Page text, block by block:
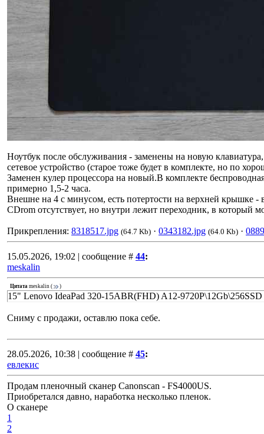
Ноутбук после обслуживания - заменены на новую
сетевое устройство (старое тоже будет в комплекте, но по
Заменен кулер процессора на новый.В комплекте
примерно 1,5-2 часа.
Внешне на 4 с минусом, есть потертости на верхней крышке -
CDrom отсутствует, но внутри лежит переходник, в который
Прикрепления: 8318517.jpg (64.7 Kb) · 0343182.jpg (64.0 Kb) ·
15.05.2026, 19:02 | сообщение # 44:
meskalin
Цитата meskalin ( )
15" Lenovo IdeaPad 320-15ABR(FHD) A12-9720P\12Gb\256SSD
Сниму с продажи, оставлю пока себе.
28.05.2026, 10:38 | сообщение # 45:
евлекис
Продам пленочный сканер Canonscan - FS4000US.
Приобретался давно, наработка несколько пленок.
О сканере
1
2